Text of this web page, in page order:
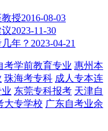
授2016-08-03
2023-11-30
年？ 2023-04-21
考学前教育专业 惠州本
珠海考专科 成人专本连
东莞专科报考 天津自
大专学校 广东自考业余